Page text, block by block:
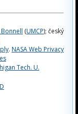
Bonnell (UMCP); český
. NASA Web Privacy
Tech. U.